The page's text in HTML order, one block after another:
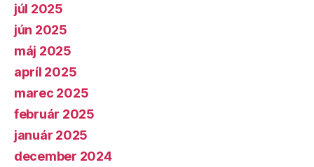
júl 2025
jún 2025
máj 2025
apríl 2025
marec 2025
február 2025
január 2025
december 2024